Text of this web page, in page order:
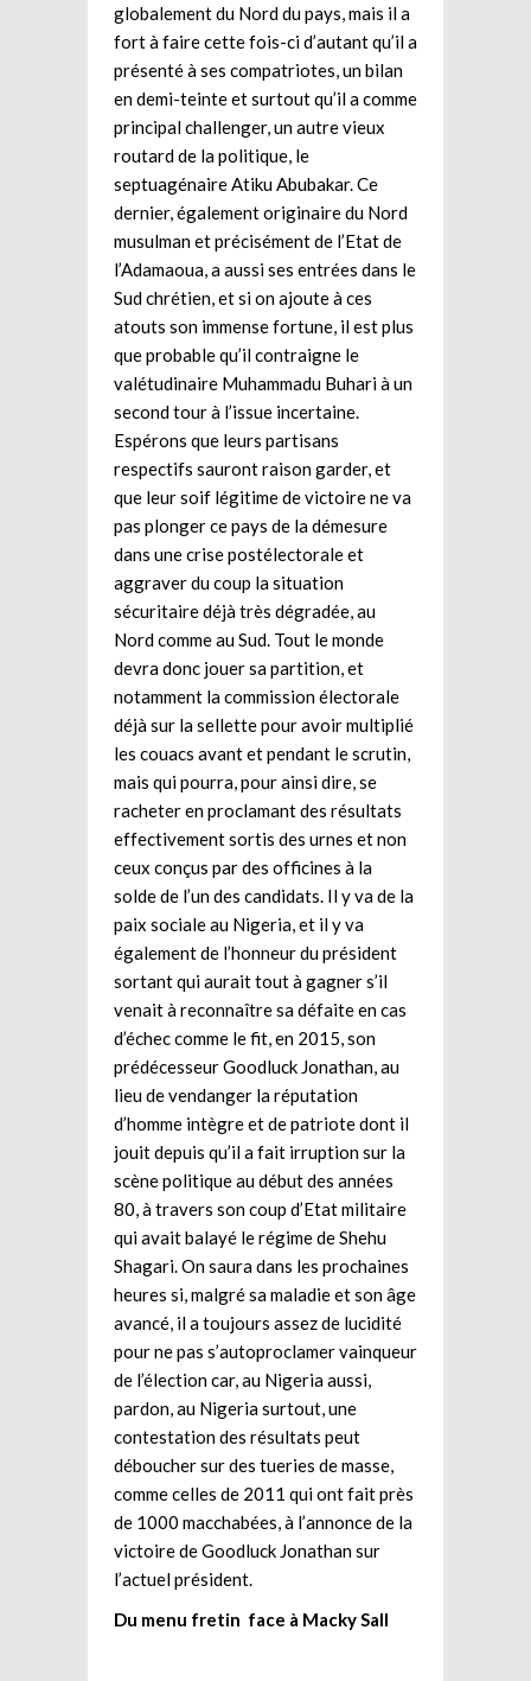
globalement du Nord du pays, mais il a
fort à faire cette fois-ci d’autant qu’il a
présenté à ses compatriotes, un bilan
en demi-teinte et surtout qu’il a comme
principal challenger, un autre vieux
routard de la politique, le
septuagénaire Atiku Abubakar. Ce
dernier, également originaire du Nord
musulman et précisément de l’Etat de
l’Adamaoua, a aussi ses entrées dans le
Sud chrétien, et si on ajoute à ces
atouts son immense fortune, il est plus
que probable qu’il contraigne le
valétudinaire Muhammadu Buhari à un
second tour à l’issue incertaine.
Espérons que leurs partisans
respectifs sauront raison garder, et
que leur soif légitime de victoire ne va
pas plonger ce pays de la démesure
dans une crise postélectorale et
aggraver du coup la situation
sécuritaire déjà très dégradée, au
Nord comme au Sud. Tout le monde
devra donc jouer sa partition, et
notamment la commission électorale
déjà sur la sellette pour avoir multiplié
les couacs avant et pendant le scrutin,
mais qui pourra, pour ainsi dire, se
racheter en proclamant des résultats
effectivement sortis des urnes et non
ceux conçus par des officines à la
solde de l’un des candidats. Il y va de la
paix sociale au Nigeria, et il y va
également de l’honneur du président
sortant qui aurait tout à gagner s’il
venait à reconnaître sa défaite en cas
d’échec comme le fit, en 2015, son
prédécesseur Goodluck Jonathan, au
lieu de vendanger la réputation
d’homme intègre et de patriote dont il
jouit depuis qu’il a fait irruption sur la
scène politique au début des années
80, à travers son coup d’Etat militaire
qui avait balayé le régime de Shehu
Shagari. On saura dans les prochaines
heures si, malgré sa maladie et son âge
avancé, il a toujours assez de lucidité
pour ne pas s’autoproclamer vainqueur
de l’élection car, au Nigeria aussi,
pardon, au Nigeria surtout, une
contestation des résultats peut
déboucher sur des tueries de masse,
comme celles de 2011 qui ont fait près
de 1000 macchabées, à l’annonce de la
victoire de Goodluck Jonathan sur
l’actuel président.
Du menu fretin face à Macky Sall